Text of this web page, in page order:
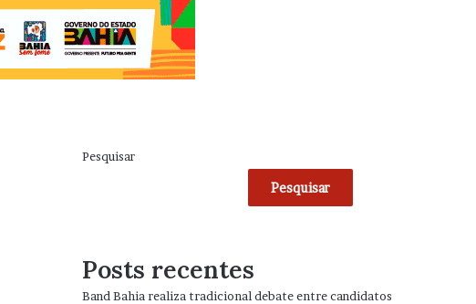
Pesquisar
Pesquisar
Posts recentes
Band Bahia realiza tradicional debate entre candidatos